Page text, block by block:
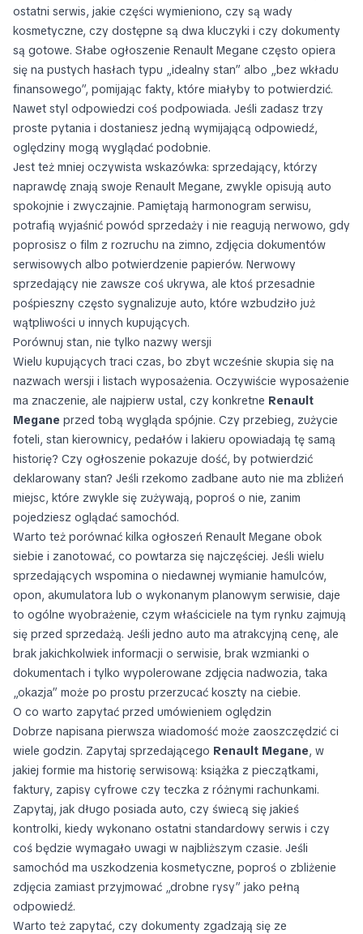
ostatni serwis, jakie części wymieniono, czy są wady
kosmetyczne, czy dostępne są dwa kluczyki i czy dokumenty
są gotowe. Słabe ogłoszenie Renault Megane często opiera
się na pustych hasłach typu „idealny stan” albo „bez wkładu
finansowego”, pomijając fakty, które miałyby to potwierdzić.
Nawet styl odpowiedzi coś podpowiada. Jeśli zadasz trzy
proste pytania i dostaniesz jedną wymijającą odpowiedź,
oględziny mogą wyglądać podobnie.
Jest też mniej oczywista wskazówka: sprzedający, którzy
naprawdę znają swoje Renault Megane, zwykle opisują auto
spokojnie i zwyczajnie. Pamiętają harmonogram serwisu,
potrafią wyjaśnić powód sprzedaży i nie reagują nerwowo, gdy
poprosisz o film z rozruchu na zimno, zdjęcia dokumentów
serwisowych albo potwierdzenie papierów. Nerwowy
sprzedający nie zawsze coś ukrywa, ale ktoś przesadnie
pośpieszny często sygnalizuje auto, które wzbudziło już
wątpliwości u innych kupujących.
Porównuj stan, nie tylko nazwy wersji
Wielu kupujących traci czas, bo zbyt wcześnie skupia się na
nazwach wersji i listach wyposażenia. Oczywiście wyposażenie
ma znaczenie, ale najpierw ustal, czy konkretne Renault
Megane przed tobą wygląda spójnie. Czy przebieg, zużycie
foteli, stan kierownicy, pedałów i lakieru opowiadają tę samą
historię? Czy ogłoszenie pokazuje dość, by potwierdzić
deklarowany stan? Jeśli rzekomo zadbane auto nie ma zbliżeń
miejsc, które zwykle się zużywają, poproś o nie, zanim
pojedziesz oglądać samochód.
Warto też porównać kilka ogłoszeń Renault Megane obok
siebie i zanotować, co powtarza się najczęściej. Jeśli wielu
sprzedających wspomina o niedawnej wymianie hamulców,
opon, akumulatora lub o wykonanym planowym serwisie, daje
to ogólne wyobrażenie, czym właściciele na tym rynku zajmują
się przed sprzedażą. Jeśli jedno auto ma atrakcyjną cenę, ale
brak jakichkolwiek informacji o serwisie, brak wzmianki o
dokumentach i tylko wypolerowane zdjęcia nadwozia, taka
„okazja” może po prostu przerzucać koszty na ciebie.
O co warto zapytać przed umówieniem oględzin
Dobrze napisana pierwsza wiadomość może zaoszczędzić ci
wiele godzin. Zapytaj sprzedającego Renault Megane, w
jakiej formie ma historię serwisową: książka z pieczątkami,
faktury, zapisy cyfrowe czy teczka z różnymi rachunkami.
Zapytaj, jak długo posiada auto, czy świecą się jakieś
kontrolki, kiedy wykonano ostatni standardowy serwis i czy
coś będzie wymagało uwagi w najbliższym czasie. Jeśli
samochód ma uszkodzenia kosmetyczne, poproś o zbliżenie
zdjęcia zamiast przyjmować „drobne rysy” jako pełną
odpowiedź.
Warto też zapytać, czy dokumenty zgadzają się ze